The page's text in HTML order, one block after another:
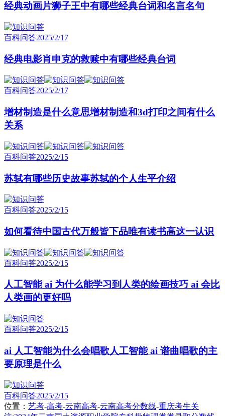
经典动画片狮子王中有哪些经典台词和名言名句
百科问答2025/2/17
经典电影肖申克的救赎中有哪些经典台词
百科问答2025/2/17
增材制造是什么意思增材制造和3d打印之间有什么
关系
百科问答2025/2/15
苏轼有哪些历史故事苏轼的个人生平介绍
百科问答2025/2/15
如何看待中国古代万般皆下品唯有读书高这一认识
百科问答2025/2/15
人工智能 ai 为什么能学习到人类的绘画技巧 ai 会比
人类画的更好吗
百科问答2025/2/15
ai 人工智能为什么会唱歌人工智能 ai 谱曲唱歌的主
要原理是什么
百科问答2025/2/15
位置： 艺考-高考-云南高考-云南高考分数线-重庆考生关